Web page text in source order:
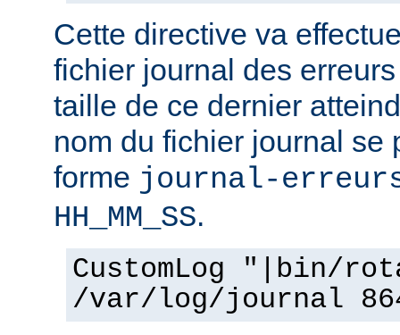
Cette directive va
fichier journal des
taille de ce dernier
nom du fichier journal se
forme journal-
HH_MM_SS.
CustomLog "|bin/
/var/log/journal